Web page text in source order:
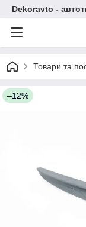
Dekoravto -
Товари та
–12%